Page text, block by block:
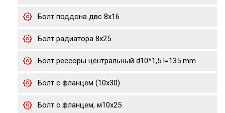
Болт поддона двс 8х16
Болт радиатора 8х25
Болт рессоры центральный d10*1,5 l=135 mm
Болт с фланцем (10x30)
Болт с фланцем, м10х25